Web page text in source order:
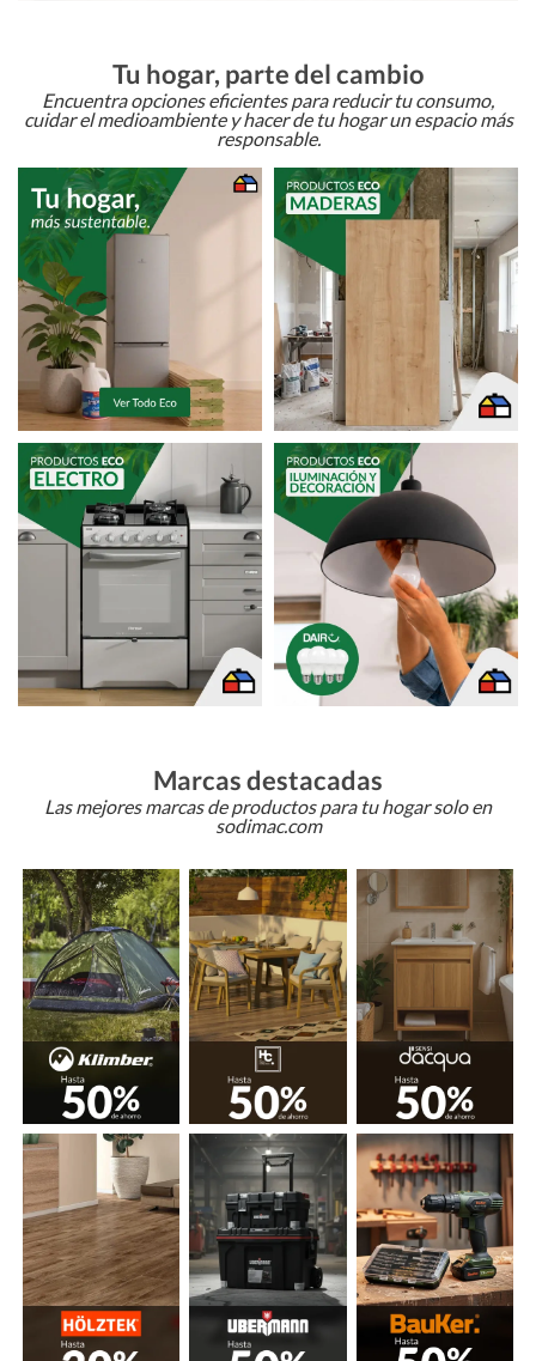
Tu hogar, parte del cambio
Encuentra opciones eficientes para reducir tu consumo,
cuidar el medioambiente y hacer de tu hogar un espacio más
responsable.
Marcas destacadas
Las mejores marcas de productos para tu hogar solo en
sodimac.com